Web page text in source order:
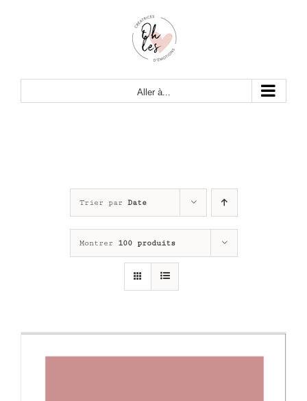
Aller à...
Trier par Date
Montrer 100 produits